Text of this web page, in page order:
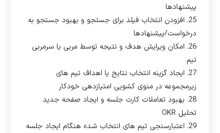
پیشنهادها
25. افزودن انتخاب فیلد برای جستجو و بهبود جستجو به
درخواست/پیشنهادها
26. امکان ویرایش هدف و نتیجه توسط مربی یا سرمربی
تیم
27. ایجاد گزینه انتخاب نتایج یا اهداف تیم های
زیرمجموعه در منوی کشویی امتیازدهی خودکار
28. بهبود تعاملات کارت جلسه و ایجاد صفحه جدید
تحلیل OKR
29. اعتبارسنجی تیم های انتخاب شده هنگام ایجاد جلسه